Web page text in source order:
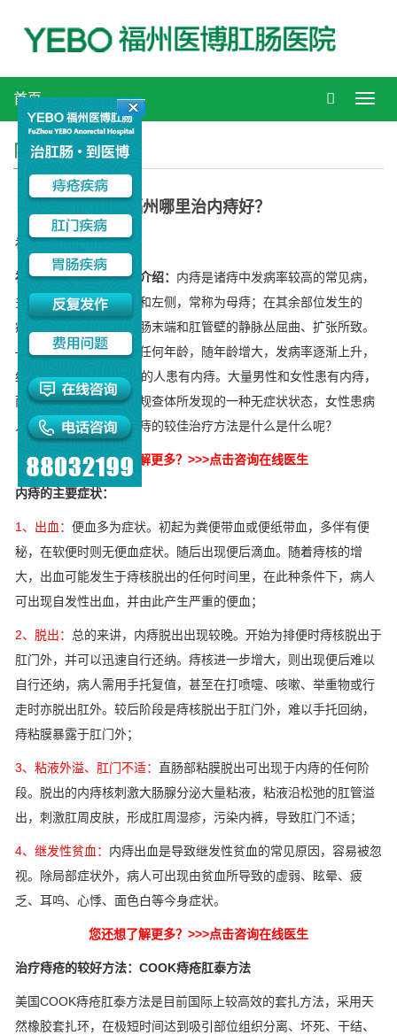
首页
内痔治疗
福州哪里治内痔好？
福州哪里治内痔好？
福州医博肛肠医院医生介绍： 内痔是诸痔中发病率较高的常见病，
多发于肛门右前、右后和左侧，常称为母痔；在其余部位发生的
痔，则称为子痔。是直肠末端和肛管壁的静脉丛屈曲、扩张所致。
—般认为，内痔好发于任何年龄，随年龄增大，发病率逐渐上升，
约50%以上的超过50岁的人患有内痔。大量男性和女性患有内痔，
而更多的人则是处于常规查体所发现的一种无症状状态，女性患病
人数多于男性。那么内痔的较佳治疗方法是什么是什么呢？
您还想了解更多？>>>点击咨询在线医生
内痔的主要症状：
1、出血： 便血多为症状。初起为粪便带血或便纸带血，多伴有便
秘，在软便时则无便血症状。随后出现便后滴血。随着痔核的增
大，出血可能发生于痔核脱出的任何时间里，在此种条件下，病人
可出现自发性出血，并由此产生严重的便血；
2、脱出： 总的来讲，内痔脱出出现较晚。开始为排便时痔核脱出于
肛门外，并可以迅速自行还纳。痔核进一步增大，则出现便后难以
自行还纳，病人需用手托复值，甚至在打喷嚏、咳嗽、举重物或行
走时亦脱出肛外。较后阶段是痔核脱出于肛门外，难以手托回纳，
痔粘膜暴露于肛门外；
3、粘液外溢、肛门不适： 直肠部粘膜脱出可出现于内痔的任何阶
段。脱出的内痔核刺激大肠腺分泌大量粘液，粘液沿松弛的肛管溢
出，刺激肛周皮肤，形成肛周湿疹，污染内裤，导致肛门不适；
4、继发性贫血： 内痔出血是导致继发性贫血的常见原因，容易被忽
视。除局部症状外，病人可出现由贫血所导致的虚弱、眩晕、疲
乏、耳呜、心悸、面色白等今身症状。
您还想了解更多？>>>点击咨询在线医生
治疗痔疮的较好方法：COOK痔疮肛泰方法
美国COOK痔疮肛泰方法是目前国际上较高效的套扎方法，采用天
然橡胶套扎环，在极短时间达到吸引部位组织分离、坏死、干结、